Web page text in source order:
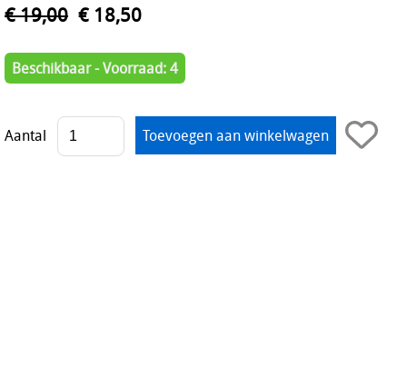
€ 19,00 € 18,50
Beschikbaar - Voorraad: 4
Aantal